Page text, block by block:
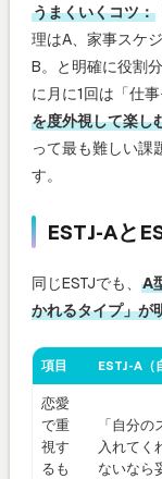
うまくいくコツ：
理はA、家事スケ
B。と明確に役割
に月に1回は「仕
を度外視して楽し
って最も難しい課
す。
ESTJ-Aと
同じESTJでも、 A
かれるタイプ」が
項目 ESTJ-A（
恋愛
で重
視す
るも
「自分
入れてく
ないなら